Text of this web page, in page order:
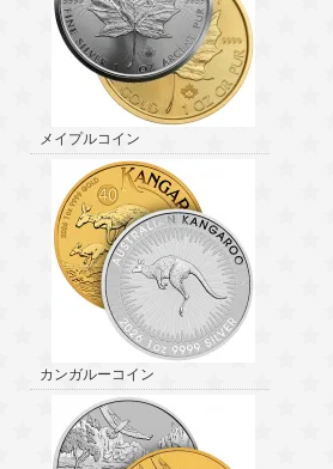
メイプルコイン
カンガルーコイン